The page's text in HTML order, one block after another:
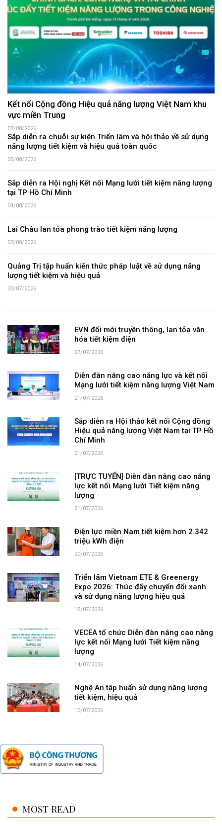
Kết nối Cộng đồng Hiệu quả năng lượng Việt Nam khu
vực miền Trung
07/08/2026
Sắp diễn ra chuỗi sự kiện Triển lãm và hội thảo về sử dụng
năng lượng tiết kiệm và hiệu quả toàn quốc
05/08/2026
Sắp diễn ra Hội nghị Kết nối Mạng lưới tiết kiệm năng lượng
tại TP Hồ Chí Minh
04/08/2026
Lai Châu lan tỏa phong trào tiết kiệm năng lượng
03/08/2026
Quảng Trị tập huấn kiến thức pháp luật về sử dụng năng
lượng tiết kiệm và hiệu quả
30/07/2026
EVN đổi mới truyền thông, lan tỏa văn
hóa tiết kiệm điện
27/07/2026
Diễn đàn nâng cao năng lực và kết nối
Mạng lưới tiết kiệm năng lượng Việt Nam
21/07/2026
Sắp diễn ra Hội thảo kết nối Cộng đồng
Hiệu quả năng lượng Việt Nam tại TP Hồ
Chí Minh
21/07/2026
[TRỰC TUYẾN] Diễn đàn nâng cao năng
lực kết nối Mạng lưới Tiết kiệm năng
lượng
21/07/2026
Điện lực miền Nam tiết kiệm hơn 2.342
triệu kWh điện
20/07/2026
Triển lãm Vietnam ETE & Greenergy
Expo 2026: Thúc đẩy chuyển đổi xanh
và sử dụng năng lượng hiệu quả
15/07/2026
VECEA tổ chức Diễn đàn nâng cao năng
lực kết nối Mạng lưới Tiết kiệm năng
lượng
14/07/2026
Nghệ An tập huấn sử dụng năng lượng
tiết kiệm, hiệu quả
10/07/2026
MOST READ